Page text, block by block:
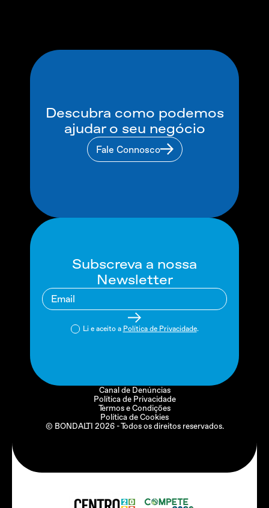
Descubra como podemos
ajudar o seu negócio
Fale Connosco
Subscreva a nossa
Newsletter
Li e aceito a Política de Privacidade.
© BONDALTI 2026- Todos os direitos reservados.
Canal de Denúncias
Política de Privacidade
Termos e Condições
Política de Cookies